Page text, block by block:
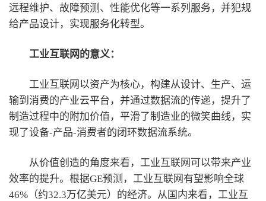
远程维护、故障预测、性能优化等一系列服务，并犯规
给产品设计，实现服务化转型。
工业互联网的意义：
工业互联网以资产为核心，构建从设计、生产、运
输到消费的产业云平台，并通过数据流的传递，提升了
制造过程中的附加价值，平滑了制造业的微笑曲线，实
现了设备-产品-消费者的闭环数据流系统。
从价值创造的角度来看，工业互联网可以带来产业
效率的提升。根据GE预测，工业互联网有望影响全球
46%（约32.3万亿美元）的经济。从国内来看，工业互